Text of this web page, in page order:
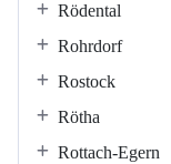
Rödental
Rohrdorf
Rostock
Rötha
Rottach-Egern